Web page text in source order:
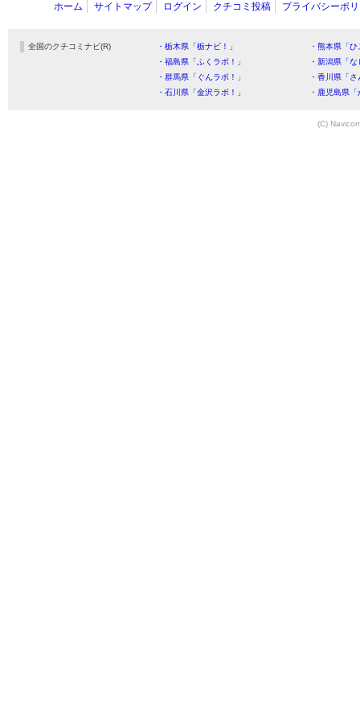
ホーム サイトマップ ログイン クチコミ投稿 プライバシーポ
全国のクチコミナビ(R) ・栃木県「栃ナビ！」
・熊本県「
・福島県「ふくラボ！」
・新潟県「
・群馬県「ぐんラボ！」
・香川県「
・石川県「金沢ラボ！」
・鹿児島県
(C)